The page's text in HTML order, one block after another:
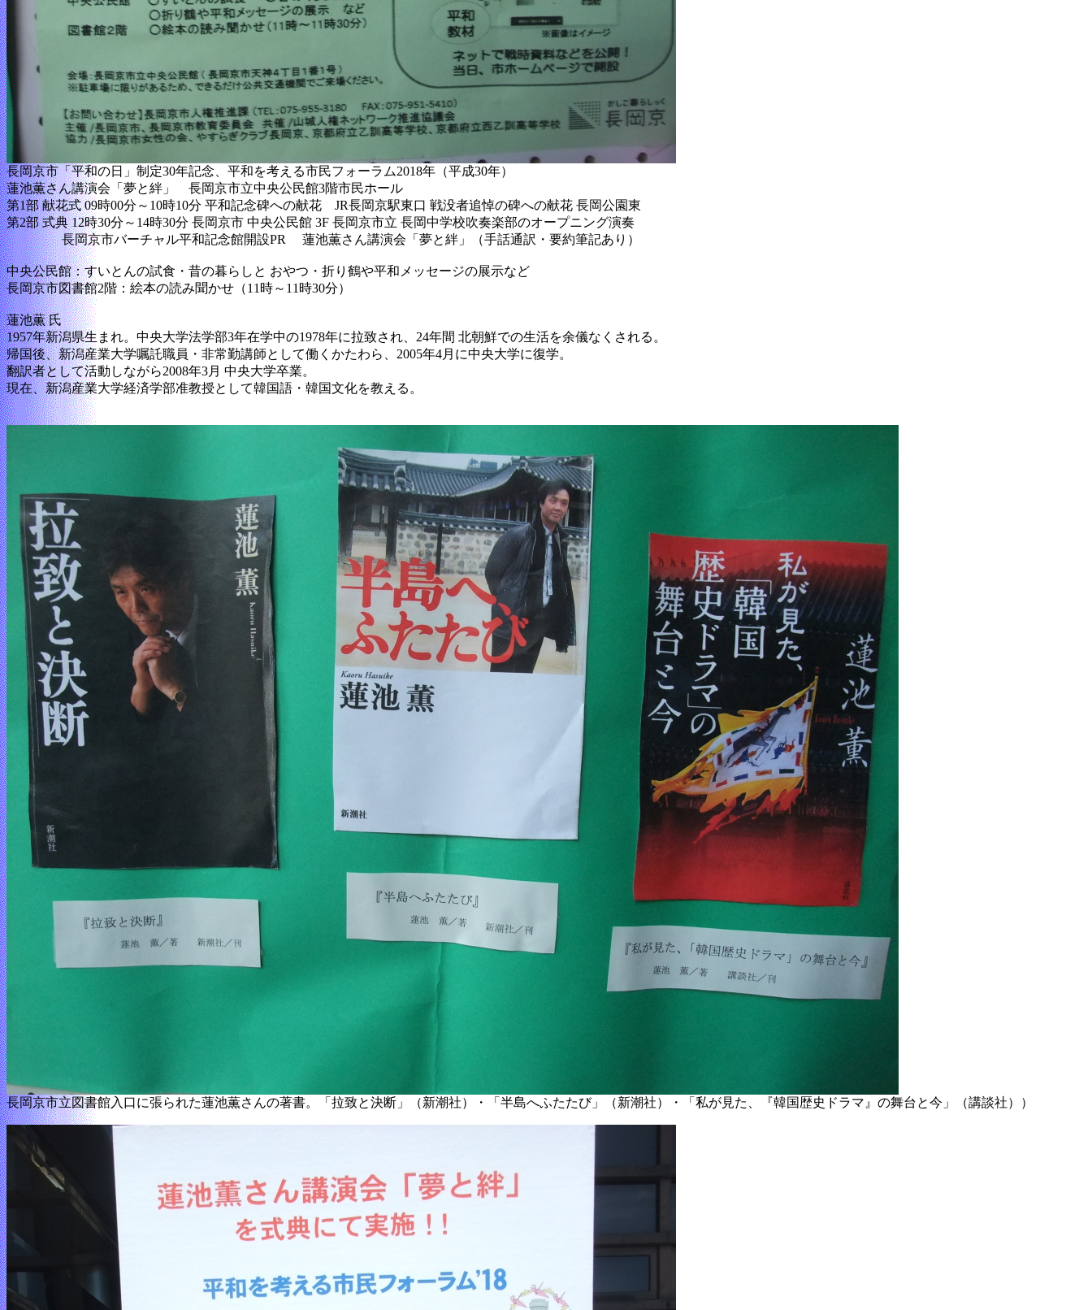
長岡京市「平和の日」制定30年記念、平和を考える市民フォーラム2018年（平成30年）
蓮池薫さん講演会「夢と絆」 長岡京市立中央公民館3階市民ホール
第1部 献花式 09時00分～10時10分 平和記念碑への献花 JR長岡京駅東口 戦没者追悼の碑への献花 長岡公園東
第2部 式典 12時30分～14時30分 長岡京市 中央公民館 3F 長岡京市立 長岡中学校吹奏楽部のオープニング演奏
長岡京市バーチャル平和記念館開設PR 蓮池薫さん講演会「夢と絆」（手話通訳・要約筆記あり）
中央公民館：すいとんの試食・昔の暮らしと おやつ・折り鶴や平和メッセージの展示など
長岡京市図書館2階：絵本の読み聞かせ（11時～11時30分）
蓮池薫 氏
1957年新潟県生まれ。中央大学法学部3年在学中の1978年に拉致され、24年間 北朝鮮での生活を余儀なくされる。
帰国後、新潟産業大学嘱託職員・非常勤講師として働くかたわら、2005年4月に中央大学に復学。
翻訳者として活動しながら2008年3月 中央大学卒業。
現在、新潟産業大学経済学部准教授として韓国語・韓国文化を教える。
長岡京市立図書館入口に張られた蓮池薫さんの著書。「拉致と決断」（新潮社）・「半島へふたたび」（新潮社）・「私が見た、『韓国歴史ドラマ』の舞台と今」（講談社））